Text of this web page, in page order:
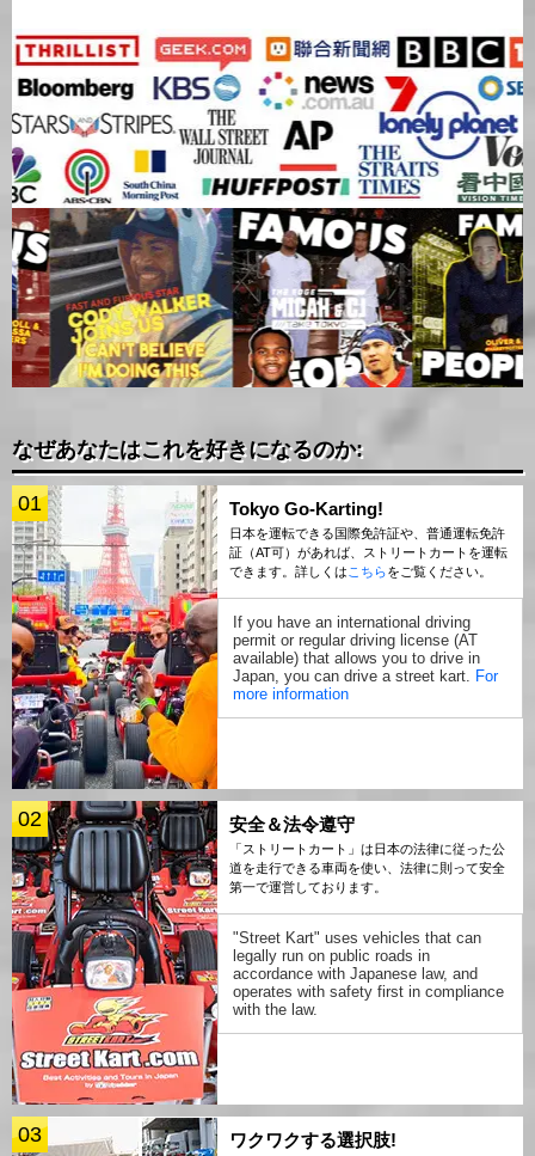
なぜあなたはこれを好きになるのか:
01 Tokyo Go-Karting!
日本を運転できる国際免許証や、普通運転免許
証（AT可）があれば、ストリートカートを運転
できます。詳しくは こちらをご覧ください。
If you have an international driving
permit or regular driving license (AT
available) that allows you to drive in
Japan, you can drive a street kart. For
more information
02 安全＆法令遵守
「ストリートカート」は日本の法律に従った公
道を走行できる車両を使い、法律に則って安全
第一で運営しております。
"Street Kart" uses vehicles that can
legally run on public roads in
accordance with Japanese law, and
operates with safety first in compliance
with the law.
03 ワクワクする選択肢!